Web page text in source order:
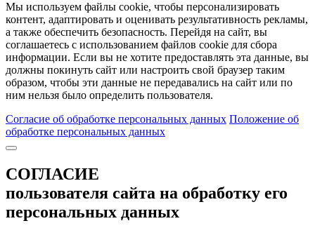
Мы используем файлы cookie, чтобы персонализировать
контент, адаптировать и оценивать результативность рекламы,
а также обеспечить безопасность. Перейдя на сайт, вы
соглашаетесь с использованием файлов cookie для сбора
информации. Если вы не хотите предоставлять эта данные, вы
должны покинуть сайт или настроить свой браузер таким
образом, чтобы эти данные не передавались на сайт или по
ним нельзя было определить пользователя.
Согласие об обработке персональных данных Положение об
обработке персональных данных
СОГЛАСИЕ
пользователя сайта на обработку его
персональных данных